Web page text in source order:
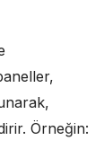
Örneğin: